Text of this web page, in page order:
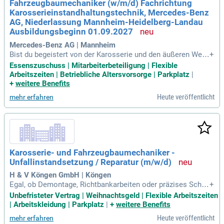
gen für die Automobilbranche!
Fahrzeugbaumechaniker (w/m/d) Fachrichtung
Karosserieinstandhaltungstechnik, Mercedes-Benz
AG, Niederlassung Mannheim-Heidelberg-Landau
Ausbildungsbeginn 01.09.2027
Mercedes-Benz AG | Mannheim
Bist du begeistert von der Karosserie und den äußeren Wert
en eines Fahrzeugs? In dieser Ausbildung lernst du alles, wa
s du brauchst, um Fahrzeuge zum Glänzen zu bringen – spez
iell Mercedes-Benz. Deine Aufgaben umfassen die Beurteilu
n und die Qualitätssicherung. Technisches Verständnis und
handwerkliches Geschick sind entscheidend für deinen Erfo
lg. Du bringst solides Wissen in Mathematik und Physik mit
und besitzt ein gutes räumliches Vorstellungsvermögen. Be
werbungen von Menschen mit Behinderung sind besonders
willkommen, da Vielfalt in unserem Team eine wichtige Roll
e spielt.
+
Essenszuschuss | Mitarbeiterbeteiligung | Flexible
Arbeitszeiten | Betriebliche Altersvorsorge | Parkplatz |
+ weitere Benefits
mehr erfahren Heute veröffentlicht
Karosserie- und Fahrzeugbaumechaniker -
Unfallinstandsetzung / Reparatur (m/w/d)
H & V Köngen GmbH | Köngen
Egal, ob Demontage, Richtbankarbeiten oder präzises Schw
eißen – wir bieten umfassende Karosseriearbeiten für Ihr Fa
hrzeug. Unsere Experten garantieren die fachgerechte Repar
atur und Wartung von Fahrzeugaufbauten, Fahrgestellen und
Fahrwerken. Bei uns steht die Einhaltung höchster Qualitäts
+
Unbefristeter Vertrag | Weihnachtsgeld | Flexible Arbeitszeiten
| Arbeitskleidung | Parkplatz | + weitere Benefits
mehr erfahren Heute veröffentlicht